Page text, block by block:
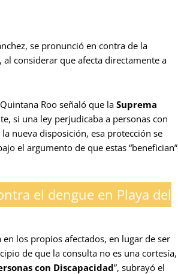
se pronunció en contra de la
considerar que afecta directamente a
Roo señaló que la Suprema
si una ley perjudicaba a personas con
nueva disposición, esa protección se
el argumento de que estas “benefician”
el dengue en Playa del
los propios afectados, en lugar de ser
de que la consulta no es una cortesía,
con Discapacidad”, subrayó el